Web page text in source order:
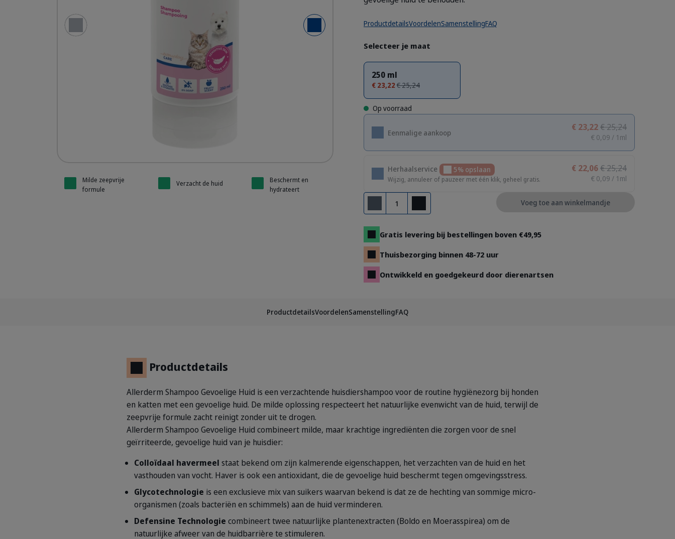
Vorige dia Volgende dia
Allerderm shampoo sensitive skin
Allerderm shampoo sensitive skin
Milde zeepvrije
formule
Verzacht de huid
Beschermt en
hydrateert
ProductdetailsVoordelenSamenstellingFAQ
Selecteer je maat
250 ml
€ 23,22€ 25,24
Op voorraad
Eenmalige aankoop € 23,22€ 25,24
€ 0,09 / 1ml
Herhaalservice 5% opslaan
Wijzig, annuleer of pauzeer met één klik, geheel gratis.
€ 22,06€ 25,24
€ 0,09 / 1ml
Verwijderen
Toevoegen
Voeg toe aan winkelmandje
Gratis levering bij bestellingen boven €49,95
Thuisbezorging binnen 48-72 uur
Ontwikkeld en goedgekeurd door dierenartsen
ProductdetailsVoordelenSamenstellingFAQ
Productdetails
Allerderm Shampoo Gevoelige Huid is een verzachtende huisdiershampoo voor de routine hygiënezorg bij honden
en katten met een gevoelige huid. De milde oplossing respecteert het natuurlijke evenwicht van de huid, terwijl de
zeepvrije formule zacht reinigt zonder uit te drogen.
Allerderm Shampoo Gevoelige Huid combineert milde, maar krachtige ingrediënten die zorgen voor de snel
geïrriteerde, gevoelige huid van je huisdier:
Colloïdaal havermeel staat bekend om zijn kalmerende eigenschappen, het verzachten van de huid en het
vasthouden van vocht. Haver is ook een antioxidant, die de gevoelige huid beschermt tegen omgevingsstress.
Glycotechnologie is een exclusieve mix van suikers waarvan bekend is dat ze de hechting van sommige micro-
organismen (zoals bacteriën en schimmels) aan de huid verminderen.
Defensine Technologie combineert twee natuurlijke plantenextracten (Boldo en Moerasspirea) om de
natuurlijke afweer van de huidbarrière te stimuleren.